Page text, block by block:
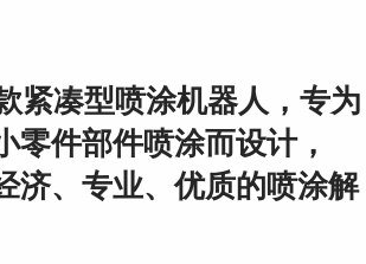
紧凑型喷涂机器人，专为
零件部件喷涂而设计，
济、专业、优质的喷涂解